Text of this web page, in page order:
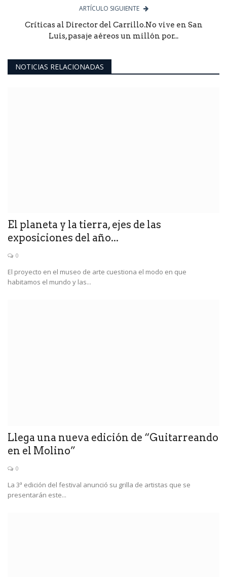
ARTÍCULO SIGUIENTE
Críticas al Director del Carrillo.No vive en San
Luis, pasaje aéreos un millón por...
NOTICIAS RELACIONADAS
El planeta y la tierra, ejes de las
exposiciones del año...
0
El proyecto en el museo de arte cuestiona el modo en que
habitamos el mundo y las...
Llega una nueva edición de “Guitarreando
en el Molino”
0
La 3ª edición del festival anunció su grilla de artistas que se
presentarán este...